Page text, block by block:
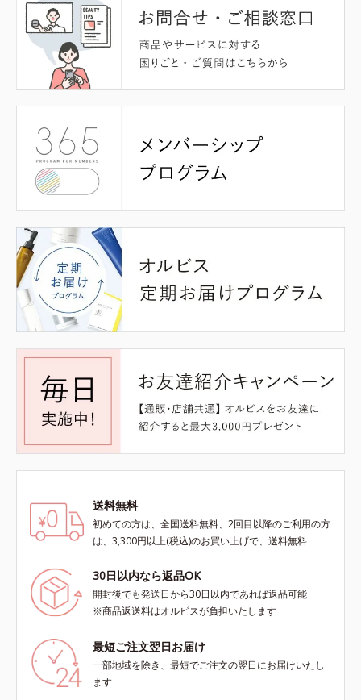
送料無料
初めての方は、全国送料無料、2回目以降のご利用の方
は、3,300円以上(税込)のお買い上げで、送料無料
30日以内なら返品OK
開封後でも発送日から30日以内であれば返品可能
※商品返送料はオルビスが負担いたします
最短ご注文翌日お届け
一部地域を除き、最短でご注文の翌日にお届けいたし
ます